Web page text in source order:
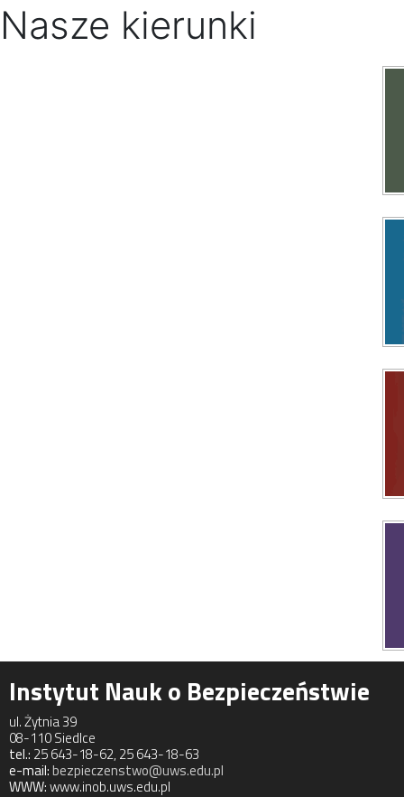
Nasze kierunki
Instytut Nauk o Bezpieczeństwie
ul. Żytnia 39
08-110 Siedlce
tel.: 25 643-18-62, 25 643-18-63
e-mail:bezpieczenstwo@uws.edu.pl
WWW:www.inob.uws.edu.pl